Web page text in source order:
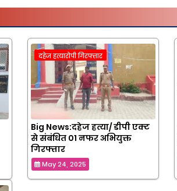
दहेज हत्यारोपी गिरफ्तार
Big News:दहेज हत्या/ डीपी एक्ट
से संबंधित 01 नफर अभियुक्त
गिरफ्तार
May 24, 2025